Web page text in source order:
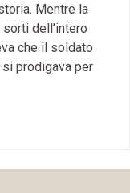
Mentre la
dell’intero
che il soldato
prodigava per